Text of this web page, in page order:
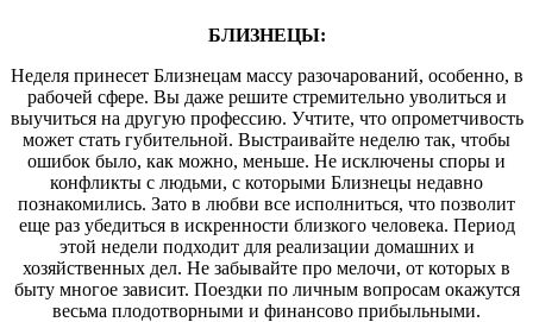
БЛИЗНЕЦЫ:
Неделя принесет Близнецам массу разочарований, особенно, в
рабочей сфере. Вы даже решите стремительно уволиться и
выучиться на другую профессию. Учтите, что опрометчивость
может стать губительной. Выстраивайте неделю так, чтобы
ошибок было, как можно, меньше. Не исключены споры и
конфликты с людьми, с которыми Близнецы недавно
познакомились. Зато в любви все исполниться, что позволит
еще раз убедиться в искренности близкого человека. Период
этой недели подходит для реализации домашних и
хозяйственных дел. Не забывайте про мелочи, от которых в
быту многое зависит. Поездки по личным вопросам окажутся
весьма плодотворными и финансово прибыльными.